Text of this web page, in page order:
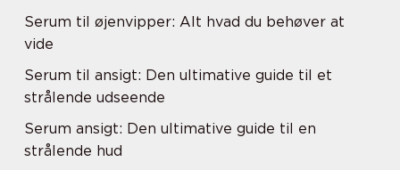
Serum til øjenvipper: Alt hvad du behøver at
vide
Serum til ansigt: Den ultimative guide til et
strålende udseende
Serum ansigt: Den ultimative guide til en
strålende hud